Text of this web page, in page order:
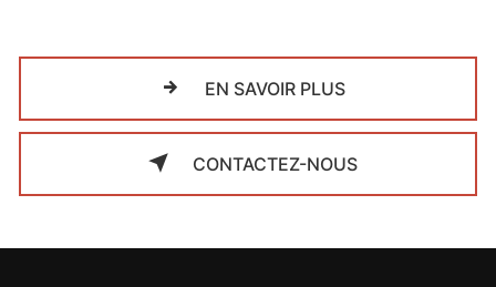
EN SAVOIR PLUS
CONTACTEZ-NOUS